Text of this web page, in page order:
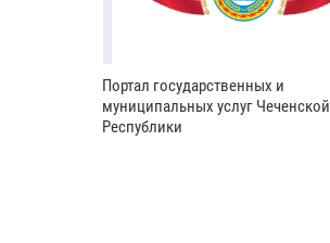
Портал государственных и
муниципальных услуг Чеченской
Республики